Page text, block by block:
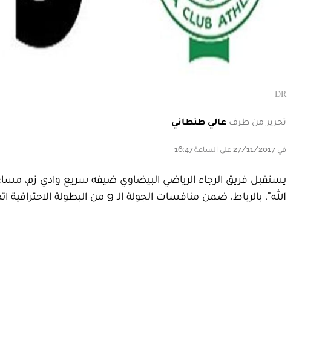
DR
تحرير من طرف عالي طنطاني
في 27/11/2017 على الساعة 16:47
يستقبل فريق الرجاء الرياضي البيضاوي ضيفه سريع وادي زم،
الله"، بالرباط، ضمن منافسات الجولة الـ 9 من البطولة الاحترافية اتصالات المغرب.